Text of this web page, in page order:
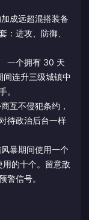
成远超混搭装备
：进攻、防御、
一个拥有 30 天
连升三级城镇中
。
互不侵犯条约，
待政治后台一样
暴期间使用一个
的十个。留意敌
信号。